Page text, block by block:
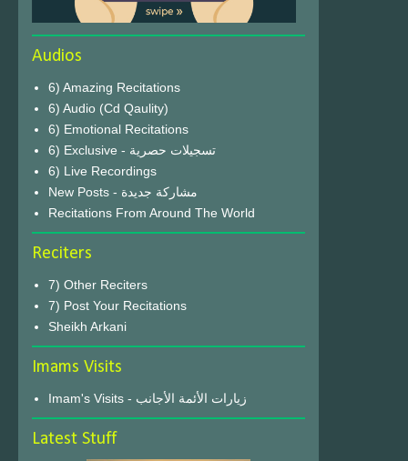
Audios
6) Amazing Recitations
6) Audio (Cd Qaulity)
6) Emotional Recitations
6) Exclusive - تسجيلات حصرية
6) Live Recordings
New Posts - مشاركة جديدة
Recitations From Around The World
Reciters
7) Other Reciters
7) Post Your Recitations
Sheikh Arkani
Imams Visits
Imam's Visits - زيارات الأئمة الأجانب
Latest Stuff